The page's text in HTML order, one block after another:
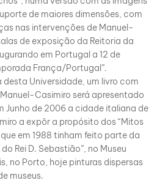
de maiores dimensões, com
nas intervenções de Manuel-
de exposição da Reitoria da
em Portugal a 12 de
França/Portugal”.
Universidade, um livro com
Casimiro será apresentado
Junho de 2006 a cidade italiana de
a expôr a propósito dos “Mitos
em 1988 tinham feito parte da
Rei D. Sebastião”, no Museu
no Porto, hoje pinturas dispersas
museus.